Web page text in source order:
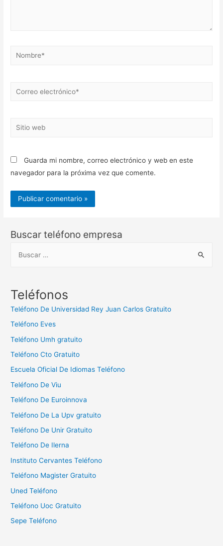
Nombre*
Correo
Sitio
Guarda mi nombre, correo electrónico y web en este
navegador para la próxima vez que comente.
Buscar teléfono empresa
c
:
Teléfonos
Teléfono De Universidad Rey Juan Carlos Gratuito
Teléfono Eves
Teléfono Umh gratuito
Teléfono Cto Gratuito
Escuela Oficial De Idiomas Teléfono
Teléfono De Viu
Teléfono De Euroinnova
Teléfono De La Upv gratuito
Teléfono De Unir Gratuito
Teléfono De Ilerna
Instituto Cervantes Teléfono
Teléfono Magister Gratuito
Uned Teléfono
Teléfono Uoc Gratuito
Sepe Teléfono